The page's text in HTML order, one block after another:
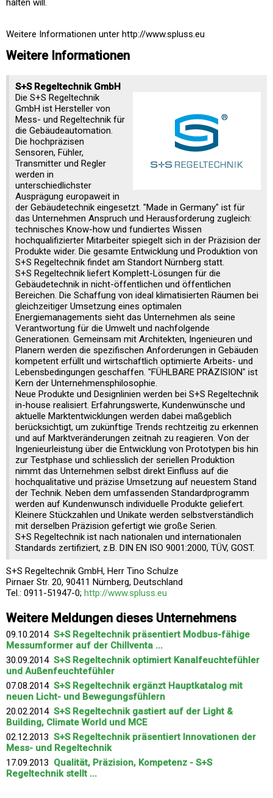
halten will.
Weitere Informationen unter http://www.spluss.eu
Weitere Informationen
S+S Regeltechnik GmbH
Die S+S Regeltechnik
GmbH ist Hersteller von
Mess- und Regeltechnik für
die Gebäudeautomation.
Die hochpräzisen
Sensoren, Fühler,
Transmitter und Regler
werden in
unterschiedlichster
Ausprägung europaweit in
der Gebäudetechnik eingesetzt. "Made in Germany" ist für
das Unternehmen Anspruch und Herausforderung zugleich:
technisches Know-how und fundiertes Wissen
hochqualifizierter Mitarbeiter spiegelt sich in der Präzision der
Produkte wider. Die gesamte Entwicklung und Produktion von
S+S Regeltechnik findet am Standort Nürnberg statt.
S+S Regeltechnik liefert Komplett-Lösungen für die
Gebäudetechnik in nicht-öffentlichen und öffentlichen
Bereichen. Die Schaffung von ideal klimatisierten Räumen bei
gleichzeitiger Umsetzung eines optimalen
Energiemanagements sieht das Unternehmen als seine
Verantwortung für die Umwelt und nachfolgende
Generationen. Gemeinsam mit Architekten, Ingenieuren und
Planern werden die spezifischen Anforderungen in Gebäuden
kompetent erfüllt und wirtschaftlich optimierte Arbeits- und
Lebensbedingungen geschaffen. "FÜHLBARE PRÄZISION" ist
Kern der Unternehmensphilosophie.
Neue Produkte und Designlinien werden bei S+S Regeltechnik
in-house realisiert. Erfahrungswerte, Kundenwünsche und
aktuelle Marktentwicklungen werden dabei maßgeblich
berücksichtigt, um zukünftige Trends rechtzeitig zu erkennen
und auf Marktveränderungen zeitnah zu reagieren. Von der
Ingenieurleistung über die Entwicklung von Prototypen bis hin
zur Testphase und schliesslich der seriellen Produktion
nimmt das Unternehmen selbst direkt Einfluss auf die
hochqualitative und präzise Umsetzung auf neuestem Stand
der Technik. Neben dem umfassenden Standardprogramm
werden auf Kundenwunsch individuelle Produkte geliefert.
Kleinere Stückzahlen und Unikate werden selbstverständlich
mit derselben Präzision gefertigt wie große Serien.
S+S Regeltechnik ist nach nationalen und internationalen
Standards zertifiziert, z.B. DIN EN ISO 9001:2000, TÜV, GOST.
S+S Regeltechnik GmbH, Herr Tino Schulze
Pirnaer Str. 20, 90411 Nürnberg, Deutschland
Tel.: 0911-51947-0; http://www.spluss.eu
Weitere Meldungen dieses Unternehmens
09.10.2014 S+S Regeltechnik präsentiert Modbus-fähige
Messumformer auf der Chillventa ...
30.09.2014 S+S Regeltechnik optimiert Kanalfeuchtefühler
und Außenfeuchtefühler
07.08.2014 S+S Regeltechnik ergänzt Hauptkatalog mit
neuen Licht- und Bewegungsfühlern
20.02.2014 S+S Regeltechnik gastiert auf der Light &
Building, Climate World und MCE
02.12.2013 S+S Regeltechnik präsentiert Innovationen der
Mess- und Regeltechnik
17.09.2013 Qualität, Präzision, Kompetenz - S+S
Regeltechnik stellt ...